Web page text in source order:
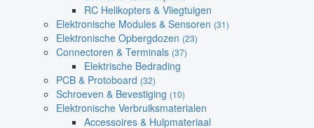
RC Helikopters & Vliegtuigen
Elektronische Modules & Sensoren (31)
Elektronische Opbergdozen (23)
Connectoren & Terminals (37)
Elektrische Bedrading
PCB & Protoboard (32)
Schroeven & Bevestiging (10)
Elektronische Verbruiksmaterialen
Accessoires & Hulpmateriaal